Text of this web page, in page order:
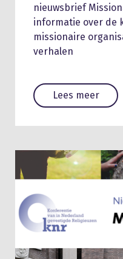
nieuwsbrief
informatie over de
missionaire
verhalen
Lees meer